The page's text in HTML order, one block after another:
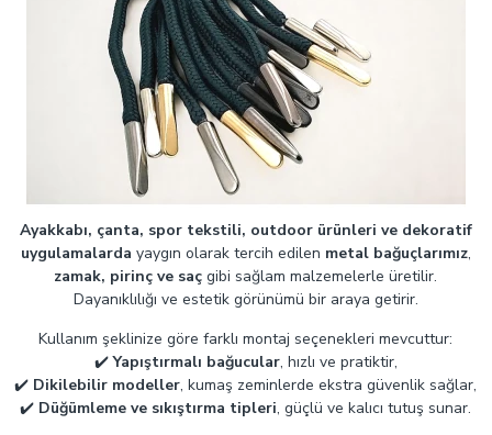
Ayakkabı, çanta, spor tekstili, outdoor ürünleri ve dekoratif
uygulamalarda yaygın olarak tercih edilen metal bağuçlarımız,
zamak, pirinç ve saç gibi sağlam malzemelerle üretilir.
Dayanıklılığı ve estetik görünümü bir araya getirir.
Kullanım şeklinize göre farklı montaj seçenekleri mevcuttur:
✔️Yapıştırmalı bağucular, hızlı ve pratiktir,
✔️ Dikilebilir modeller, kumaş zeminlerde ekstra güvenlik sağlar,
✔️ Düğümleme ve sıkıştırma tipleri, güçlü ve kalıcı tutuş sunar.